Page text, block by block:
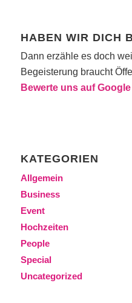
HABEN WIR DICH
Dann erzähle es doch
Begeisterung braucht
Bewerte uns auf Google
KATEGORIEN
Allgemein
Business
Event
Hochzeiten
People
Special
Uncategorized